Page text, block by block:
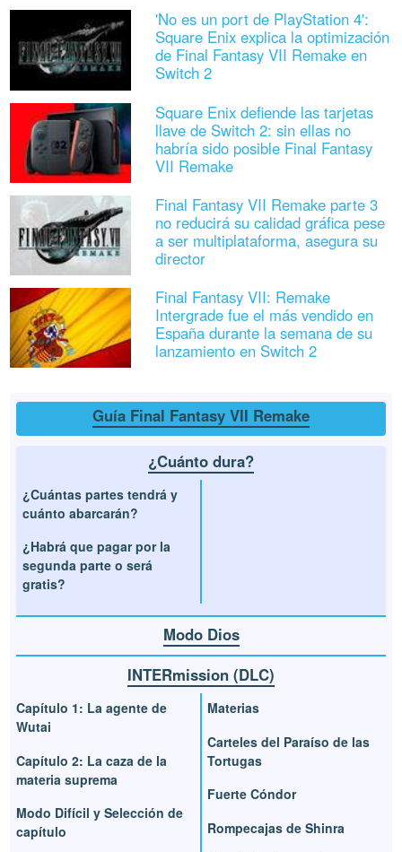
'No es un port de PlayStation 4':
Square Enix explica la optimización
de Final Fantasy VII Remake en
Switch 2
Square Enix defiende las tarjetas
llave de Switch 2: sin ellas no
habría sido posible Final Fantasy
VII Remake
Final Fantasy VII Remake parte 3
no reducirá su calidad gráfica pese
a ser multiplataforma, asegura su
director
Final Fantasy VII: Remake
Intergrade fue el más vendido en
España durante la semana de su
lanzamiento en Switch 2
Guía Final Fantasy VII Remake
¿Cuánto dura?
¿Cuántas partes tendrá y
cuánto abarcarán?
¿Habrá que pagar por la
segunda parte o será
gratis?
Modo Dios
INTERmission (DLC)
Capítulo 1: La agente de
Wutai
Capítulo 2: La caza de la
materia suprema
Modo Difícil y Selección de
capítulo
Materias
Carteles del Paraíso de las
Tortugas
Fuerte Cóndor
Rompecajas de Shinra